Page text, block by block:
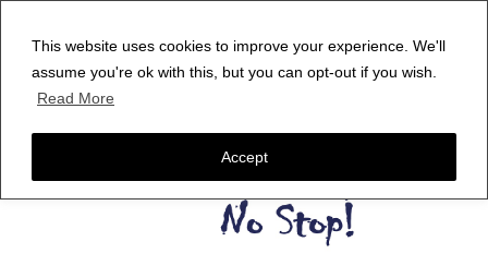
This website uses cookies to improve your experience. We'll
assume you're ok with this, but you can opt-out if you wish.
Read More
Accept